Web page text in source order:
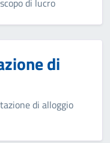
di lucro
di
di alloggio